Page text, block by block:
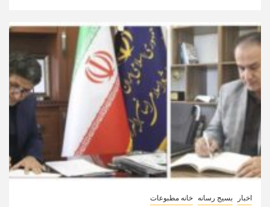
اخبار بسیج رسانه خانه مطبوعات